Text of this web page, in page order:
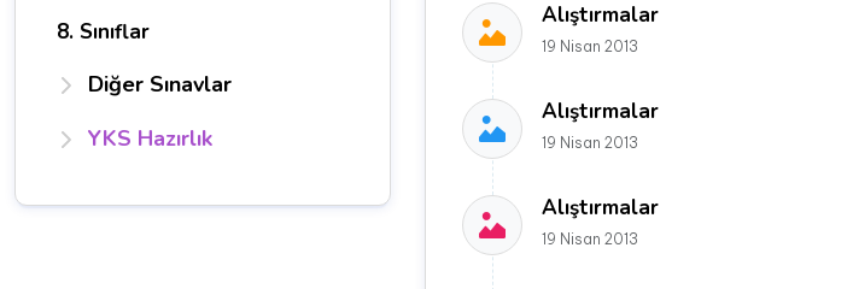
8. Sınıflar
Diğer Sınavlar
YKS Hazırlık
Alıştırmalar
19 Nisan 2013
Alıştırmalar
19 Nisan 2013
Alıştırmalar
19 Nisan 2013